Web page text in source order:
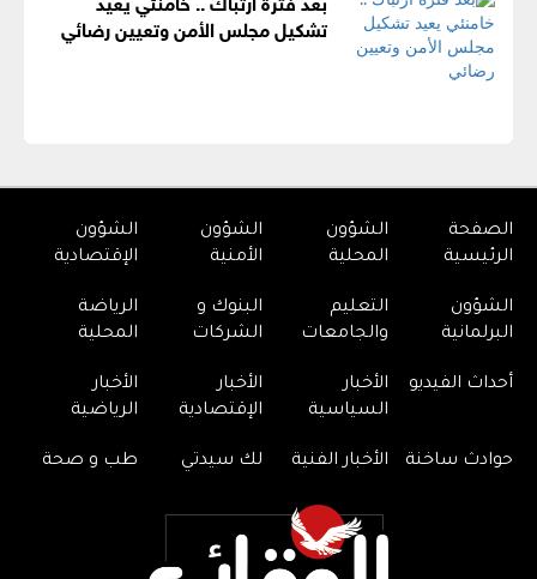
تشكيل مجلس الأمن وتعيين رضائي
الصفحة
الرئيسية
الشؤون
المحلية
الشؤون
الأمنية
الشؤون
الإقتصادية
الشؤون
البرلمانية
التعليم
والجامعات
البنوك و
الشركات
الرياضة
المحلية
أحداث الفيديو
الأخبار
السياسية
الأخبار
الإقتصادية
الأخبار
الرياضية
حوادث ساخنة الأخبار الفنية لك سيدتي طب و صحة